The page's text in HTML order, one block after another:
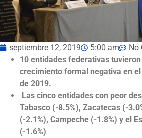
septiembre 12, 2019 5:00 am
No
10 entidades federativas
crecimiento formal negativa en
de 2019.
Las cinco entidades con peor
Tabasco (-8.5%), Zacatecas (-
(-2.1%), Campeche (-1.8%) y el
(-1.6%)